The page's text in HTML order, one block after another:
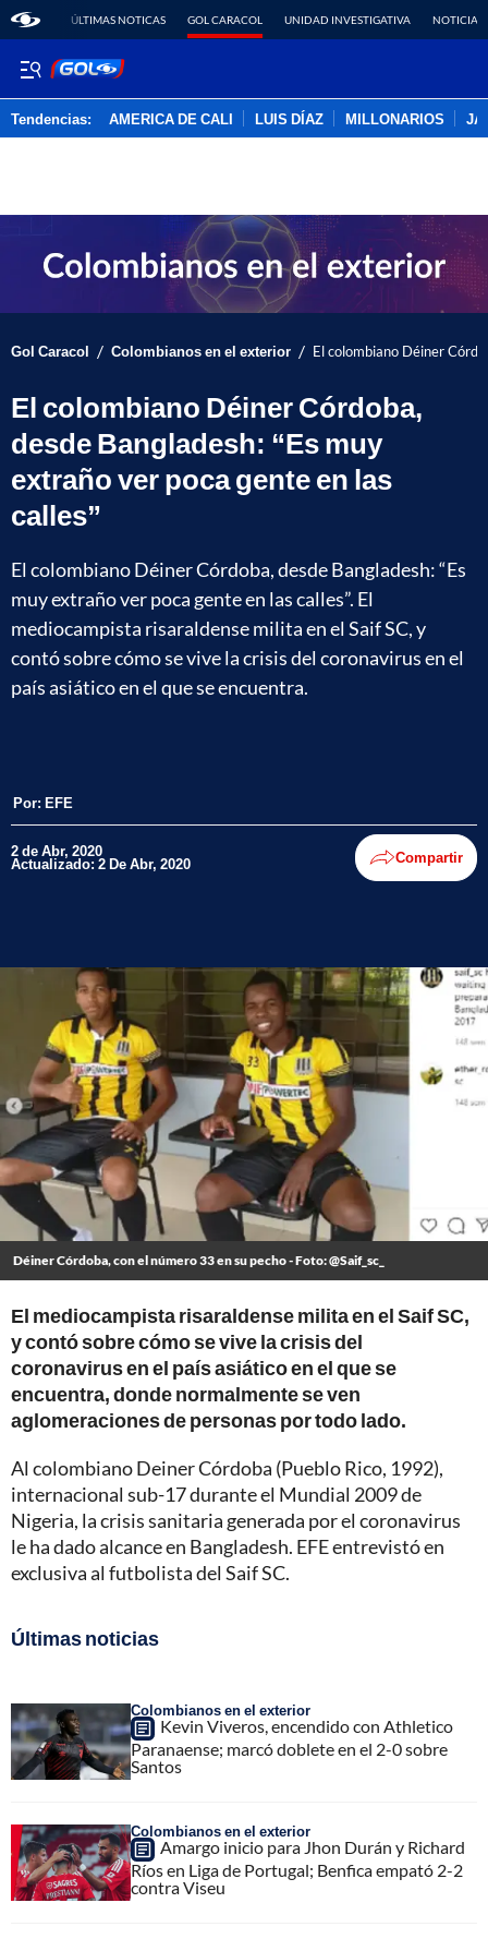
ÚLTIMAS NOTICAS GOL CARACOL UNIDAD INVESTIGATIVA NOTICIAS
Tendencias: AMERICA DE CALI LUIS DÍAZ MILLONARIOS
Gol Caracol / Colombianos en el exterior / El colombiano Déiner
El colombiano Déiner Córdoba,
desde Bangladesh: “Es muy
extraño ver poca gente en las
calles”
El colombiano Déiner Córdoba, desde Bangladesh: “Es
muy extraño ver poca gente en las calles”. ​​​​​​​El
mediocampista risaraldense milita en el Saif SC, y
contó sobre cómo se vive la crisis del coronavirus en el
país asiático en el que se encuentra.
Por: EFE
2 de Abr, 2020
Actualizado: 2 De Abr, 2020 Compartir
Déiner Córdoba, con el número 33 en su pecho - Foto: @Saif_sc_
El mediocampista risaraldense milita en el Saif SC,
y contó sobre cómo se vive la crisis del
coronavirus en el país asiático en el que se
encuentra, donde normalmente se ven
aglomeraciones de personas por todo lado.
Al colombiano Deiner Córdoba (Pueblo Rico, 1992),
internacional sub-17 durante el Mundial 2009 de
Nigeria, la crisis sanitaria generada por el coronavirus
le ha dado alcance en Bangladesh. EFE entrevistó en
exclusiva al futbolista del Saif SC.
Últimas noticias
Colombianos en el exterior
Kevin Viveros, encendido con Athletico
Paranaense; marcó doblete en el 2-0 sobre
Santos
Colombianos en el exterior
Amargo inicio para Jhon Durán y Richard
Ríos en Liga de Portugal; Benfica empató 2-2
contra Viseu